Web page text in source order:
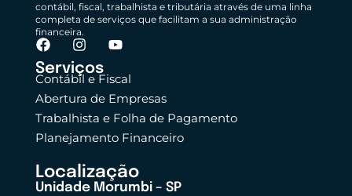
contábil, fiscal, trabalhista e tributária através de uma linha
completa de serviços que facilitam a sua administração
financeira.
Serviços
Contábil e Fiscal
Abertura de Empresas
Trabalhista e Folha de Pagamento
Planejamento Financeiro
Localização
Unidade Morumbi – SP